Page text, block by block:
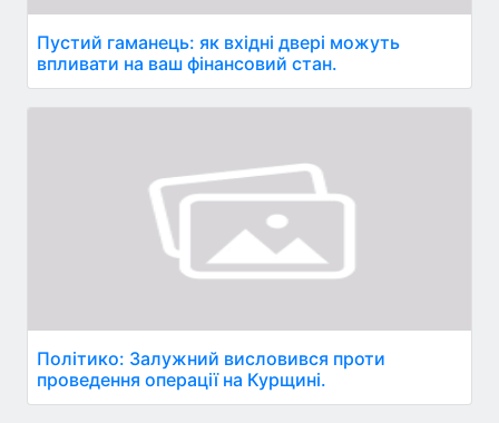
Пустий гаманець: як вхідні двері можуть
впливати на ваш фінансовий стан.
Політико: Залужний висловився проти
проведення операції на Курщині.